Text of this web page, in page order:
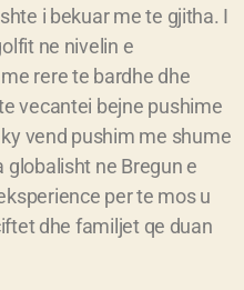
i bekuar me te gjitha. I
ne nivelin e
rere te bardhe dhe
vecantei bejne pushime
vend pushim me shume
ne Bregun e
per te mos u
dhe familjet qe duan